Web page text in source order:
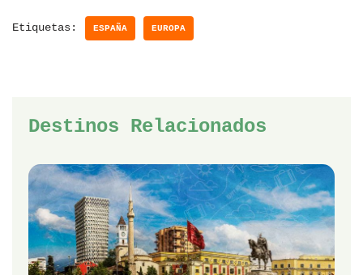
Etiquetas: ESPAÑA EUROPA
Destinos Relacionados